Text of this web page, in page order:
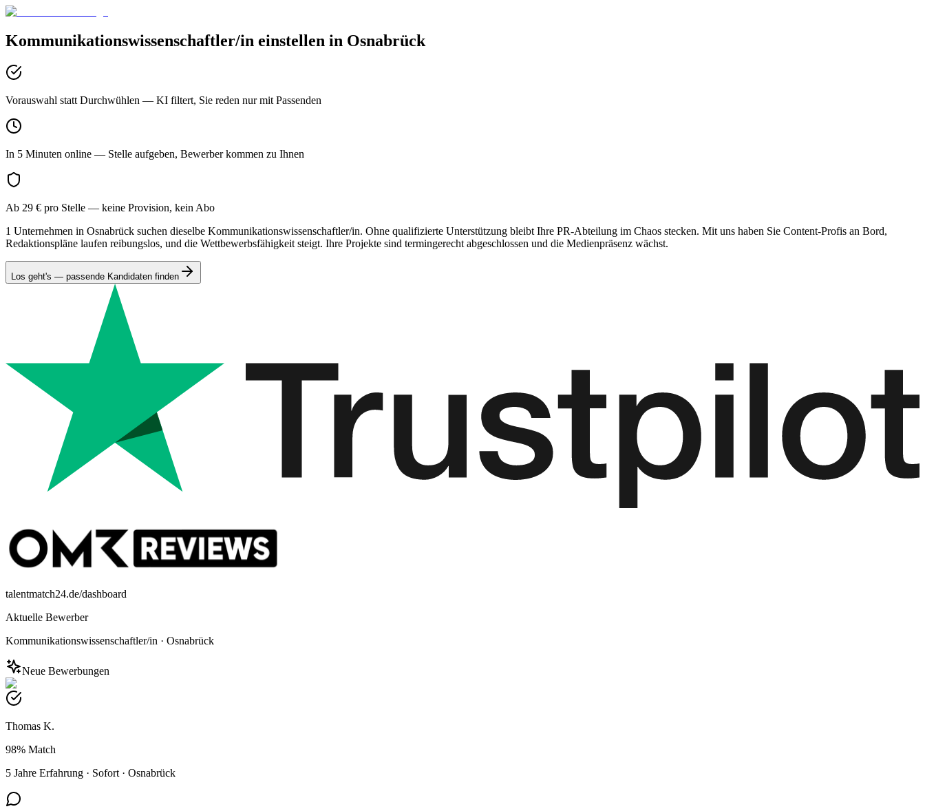
Kommunikationswissenschaftler/in einstellen in Osnabrück
Vorauswahl statt Durchwühlen — KI filtert, Sie reden nur mit Passenden
In 5 Minuten online — Stelle aufgeben, Bewerber kommen zu Ihnen
Ab 29 € pro Stelle — keine Provision, kein Abo
1 Unternehmen in Osnabrück suchen dieselbe Kommunikationswissenschaftler/in. Ohne qualifizierte Unterstützung bleibt Ihre PR-Abteilung im Chaos stecken. Mit uns haben Sie Content-Profis an Bord,
Redaktionspläne laufen reibungslos, und die Wettbewerbsfähigkeit steigt. Ihre Projekte sind termingerecht abgeschlossen und die Medienpräsenz wächst.
Los geht's — passende Kandidaten finden
talentmatch24.de/dashboard
Aktuelle Bewerber
Kommunikationswissenschaftler/in · Osnabrück
Neue Bewerbungen
Thomas K.
98% Match
5 Jahre Erfahrung · Sofort · Osnabrück